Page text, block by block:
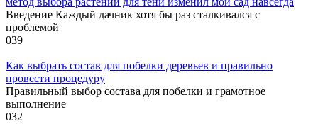
Введение Каждый дачник хотя бы раз сталкивался с
проблемой
039
Как выбрать состав для побелки деревьев и правильно
провести процедуру
Правильный выбор состава для побелки и грамотное
выполнение
032